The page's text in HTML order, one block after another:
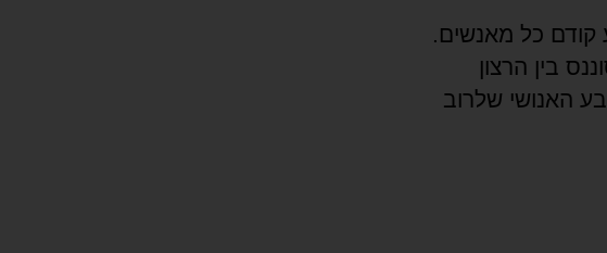
קודם כל מאנשים.
בין הרצון
האנושי שלרוב